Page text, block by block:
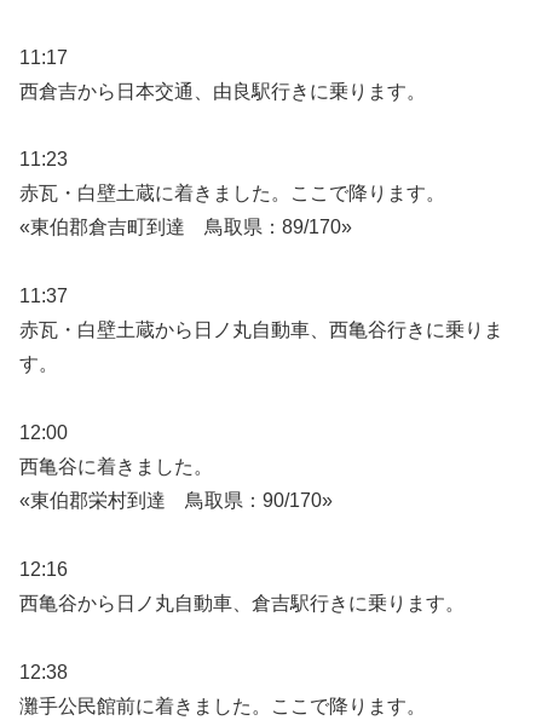
11:17
西倉吉から日本交通、由良駅行きに乗ります。
11:23
赤瓦・白壁土蔵に着きました。ここで降ります。
«東伯郡倉吉町到達 鳥取県：89/170»
11:37
赤瓦・白壁土蔵から日ノ丸自動車、西亀谷行きに乗りま
す。
12:00
西亀谷に着きました。
«東伯郡栄村到達 鳥取県：90/170»
12:16
西亀谷から日ノ丸自動車、倉吉駅行きに乗ります。
12:38
灘手公民館前に着きました。ここで降ります。